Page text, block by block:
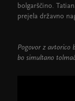
bolgarščino.
prejela državno
Pogovor z avtorico
bo simultano